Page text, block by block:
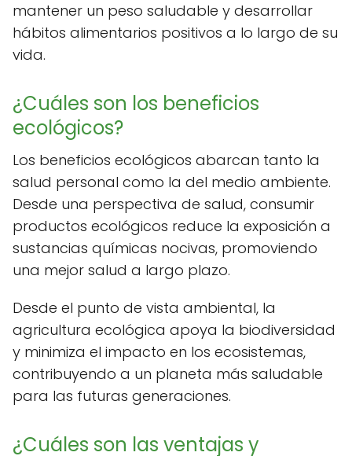
mantener un peso saludable y desarrollar
hábitos alimentarios positivos a lo largo de su
vida.
¿Cuáles son los beneficios
ecológicos?
Los beneficios ecológicos abarcan tanto la
salud personal como la del medio ambiente.
Desde una perspectiva de salud, consumir
productos ecológicos reduce la exposición a
sustancias químicas nocivas, promoviendo
una mejor salud a largo plazo.
Desde el punto de vista ambiental, la
agricultura ecológica apoya la biodiversidad
y minimiza el impacto en los ecosistemas,
contribuyendo a un planeta más saludable
para las futuras generaciones.
¿Cuáles son las ventajas y